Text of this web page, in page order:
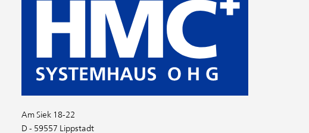
Am Siek 18-22
D - 59557 Lippstadt